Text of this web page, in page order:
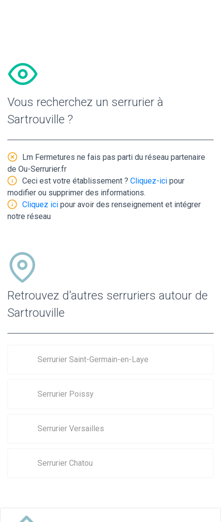
Vous recherchez un serrurier à
Sartrouville ?
Lm Fermetures ne fais pas parti du réseau partenaire
de Ou-Serrurier.fr
Ceci est votre établissement ? Cliquez-ici pour
modifier ou supprimer des informations.
Cliquez ici pour avoir des renseignement et intégrer
notre réseau
Retrouvez d'autres serruriers autour de
Sartrouville
Serrurier Saint-Germain-en-Laye
Serrurier Poissy
Serrurier Versailles
Serrurier Chatou